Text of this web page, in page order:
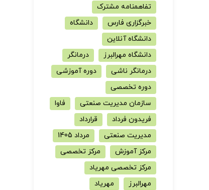
تفاهمنامه مشترک
خبرگزاری فارس
دانشگاه
دانشگاه آنلاین
دانشگاه مهرالبرز
درمانگر
درمانگر ناشی
دوره آموزشی
دوره تخصصی
سازمان مدیریت صنعتی
فاوا
فریدون فرداد
قرارداد
مدیریت صنعتی
مرداد 1405
مرکز آموزش
مرکز تخصصی
مرکز تخصصی مهریاد
مهرالبرز
مهریاد